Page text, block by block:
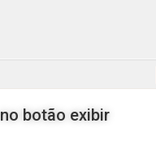
botão exibir